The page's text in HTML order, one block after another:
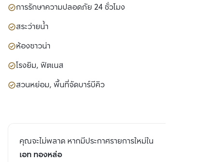
การรักษาความปลอดภัย 24 ชั่วโมง
สระว่ายน้ำ
ห้องซาวน่า
โรงยิม, ฟิตเนส
สวนหย่อม, พื้นที่จัดบาร์บีคิว
คุณจะไม่พลาด หากมีประกาศรายการใหม่ใน
เอท ทองหล่อ